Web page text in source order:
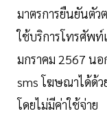
มาตรการยืนยันตัว
ใช้บริการโทรศัพ
มกราคม 2567 นอ
sms โฆษณาได้ด้ว
โดยไม่มีค่าใช้จ่าย